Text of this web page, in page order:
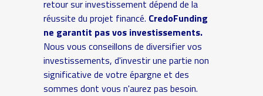
retour sur investissement dépend de la
réussite du projet financé. CredoFunding
ne garantit pas vos investissements.
Nous vous conseillons de diversifier vos
investissements, d'investir une partie non
significative de votre épargne et des
sommes dont vous n'aurez pas besoin.